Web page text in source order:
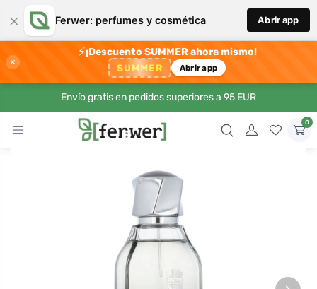
× Ferwer: perfumes y cosmética Abrir app
×
⚡¡Descuento SUMMER ahora mismo!
SUMMER Abrir app
Envío gratis en pedidos superiores a 95 EUR
0